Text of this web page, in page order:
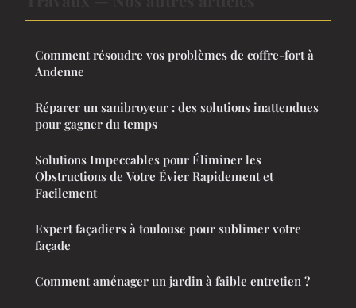
Comment résoudre vos problèmes de coffre-fort à
Andenne
Réparer un sanibroyeur : des solutions inattendues
pour gagner du temps
Solutions Impeccables pour Éliminer les
Obstructions de Votre Évier Rapidement et
Facilement
Expert façadiers à toulouse pour sublimer votre
façade
Comment aménager un jardin à faible entretien ?